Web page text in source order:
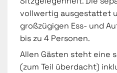
vollwertig ausgestattet
großzügigen Ess- und
bis zu 4 Personen.
Allen Gästen steht eine
(zum Teil überdacht)